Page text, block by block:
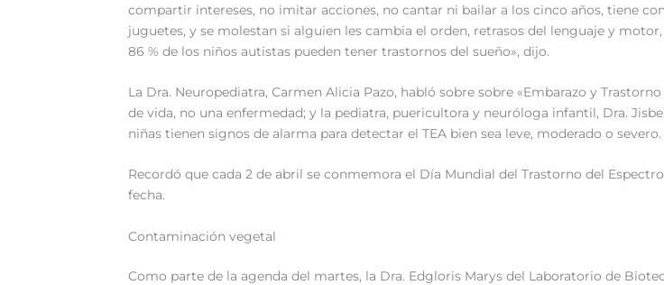
compartir intereses, no imitar acciones, no cantar ni bailar a los cinco años, tiene
juguetes, y se molestan si alguien les cambia el orden, retrasos del lenguaje y
86 % de los niños autistas pueden tener trastornos del sueño», dijo.
La Dra. Neuropediatra, Carmen Alicia Pazo, habló sobre sobre «Embarazo y
de vida, no una enfermedad; y la pediatra, puericultora y neuróloga infantil, Dra.
niñas tienen signos de alarma para detectar el TEA bien sea leve, moderado o severo.
Recordó que cada 2 de abril se conmemora el Día Mundial del Trastorno del
fecha.
Contaminación vegetal
Como parte de la agenda del martes, la Dra. Edgloris Marys del Laboratorio de